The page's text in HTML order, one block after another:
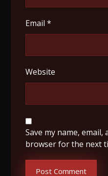
Email*
Website
Save my name,
browser for the next
Post Comment